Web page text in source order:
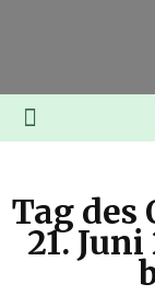
Tag des
21.